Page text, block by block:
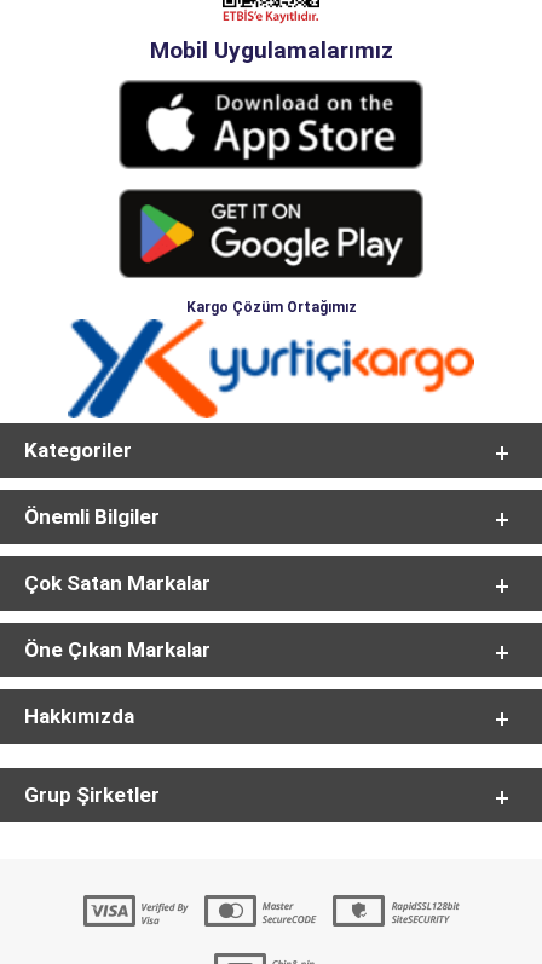
Mobil Uygulamalarımız
Kargo Çözüm Ortağımız
Kategoriler
Önemli Bilgiler
Çok Satan Markalar
Öne Çıkan Markalar
Hakkımızda
Grup Şirketler